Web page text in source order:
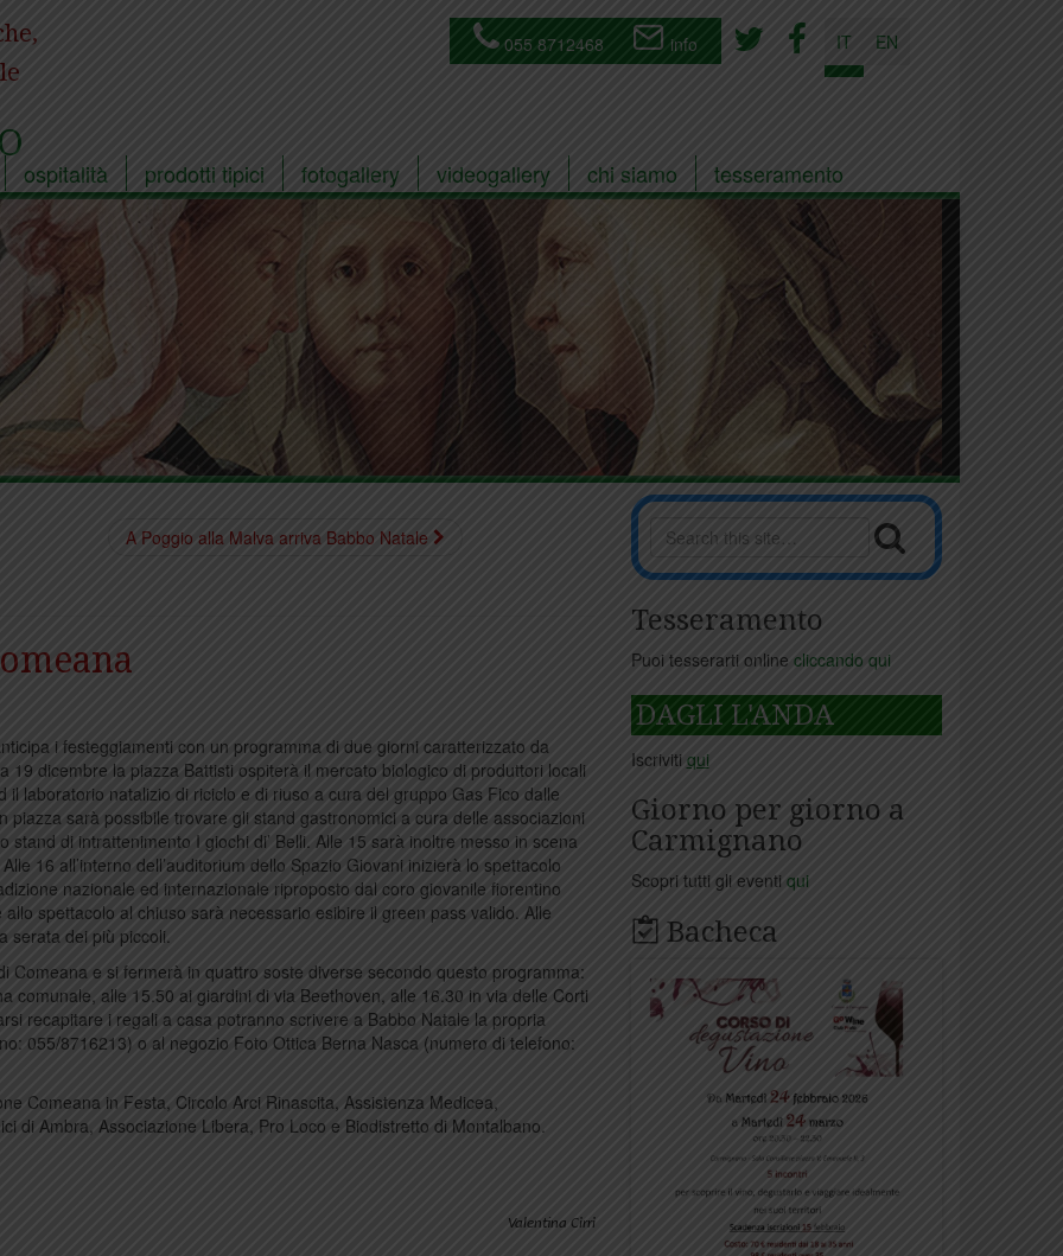
055 8712468 info IT EN
ospitalità prodotti tipici fotogallery videogallery chi siamo tesseramento
A Poggio alla Malva arriva Babbo Natale
i festeggiamenti con un programma di due giorni caratterizzato da
19 dicembre la piazza Battisti ospiterà il mercato biologico di produttori locali
laboratorio natalizio di riciclo e di riuso a cura del gruppo Gas Fico dalle
sarà possibile trovare gli stand gastronomici a cura delle associazioni
di intrattenimento I giochi di’ Belli. Alle 15 sarà inoltre messo in scena
16 all’interno dell’auditorium dello Spazio Giovani inizierà lo spettacolo
nazionale ed internazionale riproposto dal coro giovanile fiorentino
spettacolo al chiuso sarà necessario esibire il green pass valido. Alle
serata dei più piccoli.
Comeana e si fermerà in quattro soste diverse secondo questo programma:
comunale, alle 15.50 ai giardini di via Beethoven, alle 16.30 in via delle Corti
recapitare i regali a casa potranno scrivere a Babbo Natale la propria
055/8716213) o al negozio Foto Ottica Berna Nasca (numero di telefono:
Comeana in Festa, Circolo Arci Rinascita, Assistenza Medicea,
di Ambra, Associazione Libera, Pro Loco e Biodistretto di Montalbano.
Valentina Cirri
Tesseramento
Puoi tesserarti online cliccando qui
DAGLI L'ANDA
Iscriviti qui
Giorno per giorno a
Carmignano
Scopri tutti gli eventi qui
Bacheca